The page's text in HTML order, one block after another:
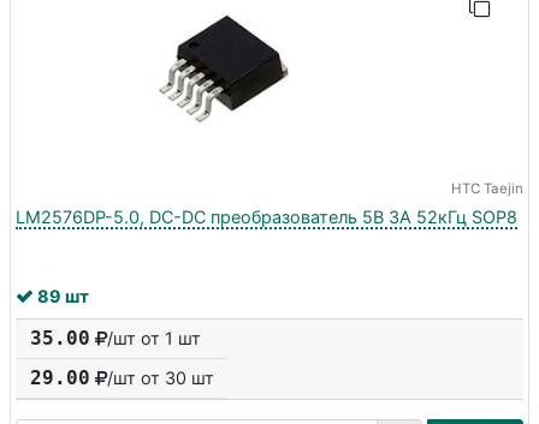
HTC Taejin
LM2576DP-5.0, DC-DC преобразователь 5В 3А 52кГц SOP8
89 шт
35.00 /шт от 1 шт
29.00 /шт от 30 шт